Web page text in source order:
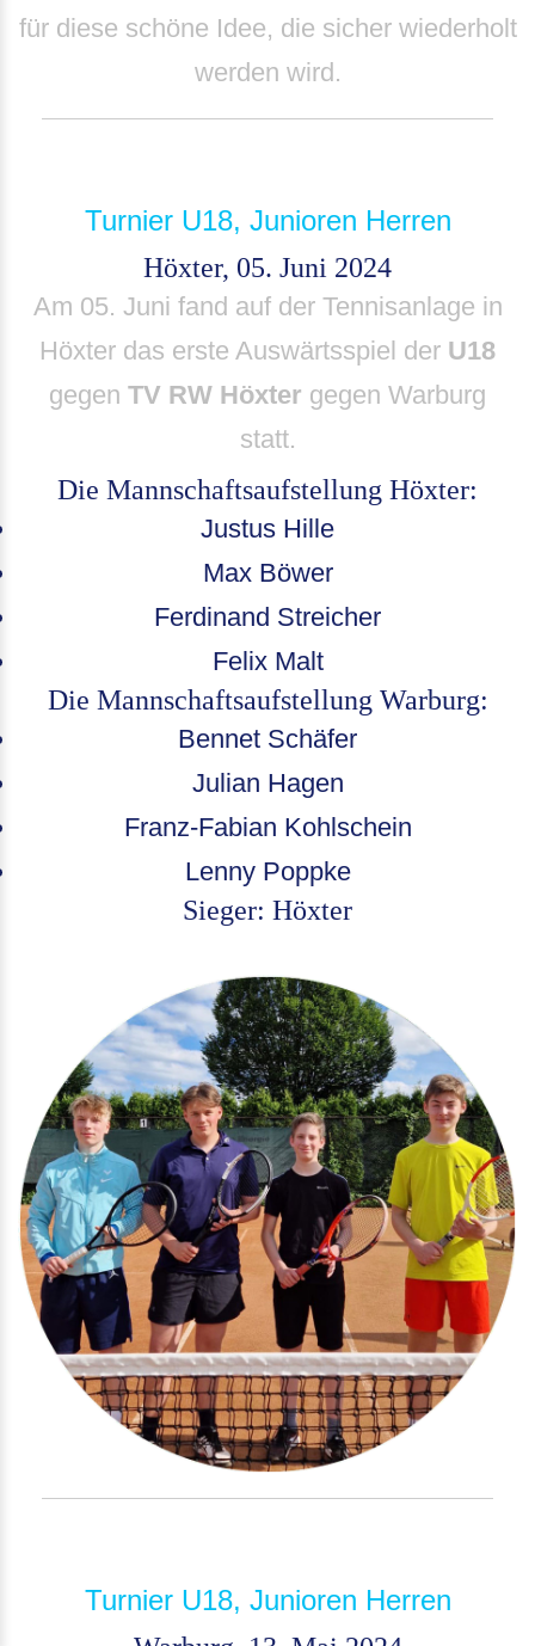
für diese schöne Idee, die sicher wiederholt
werden wird.
Turnier U18, Junioren Herren
Höxter, 05. Juni 2024
Am 05. Juni fand auf der Tennisanlage in
Höxter das erste Auswärtsspiel der U18
gegen TV RW Höxter gegen Warburg
statt.
Die Mannschaftsaufstellung Höxter:
Justus Hille
Max Böwer
Ferdinand Streicher
Felix Malt
Die Mannschaftsaufstellung Warburg:
Bennet Schäfer
Julian Hagen
Franz-Fabian Kohlschein
Lenny Poppke
Sieger: Höxter
Turnier U18, Junioren Herren